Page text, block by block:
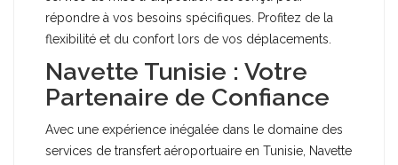
répondre à vos besoins spécifiques. Profitez de la
flexibilité et du confort lors de vos déplacements.
Navette Tunisie : Votre
Partenaire de Confiance
Avec une expérience inégalée dans le domaine des
services de transfert aéroportuaire en Tunisie, Navette